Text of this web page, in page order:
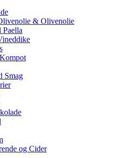
& Olivenolie
Paella
Smag
og Cider